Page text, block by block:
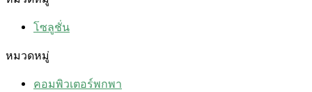
โซลูชั่น
หมวดหมู่
คอมพิวเตอร์พกพา